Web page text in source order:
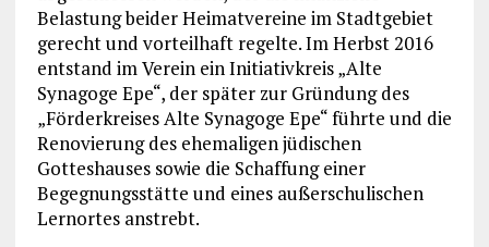
Belastung beider Heimatvereine im Stadtgebiet
gerecht und vorteilhaft regelte. Im Herbst 2016
entstand im Verein ein Initiativkreis „Alte
Synagoge Epe“, der später zur Gründung des
„Förderkreises Alte Synagoge Epe“ führte und die
Renovierung des ehemaligen jüdischen
Gotteshauses sowie die Schaffung einer
Begegnungsstätte und eines außerschulischen
Lernortes anstrebt.